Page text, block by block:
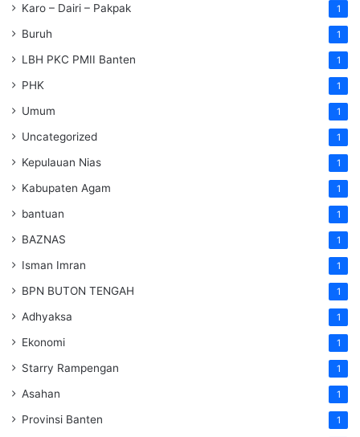
Karo – Dairi – Pakpak 1
Buruh 1
LBH PKC PMII Banten 1
PHK 1
Umum 1
Uncategorized 1
Kepulauan Nias 1
Kabupaten Agam 1
bantuan 1
BAZNAS 1
Isman Imran 1
BPN BUTON TENGAH 1
Adhyaksa 1
Ekonomi 1
Starry Rampengan 1
Asahan 1
Provinsi Banten 1